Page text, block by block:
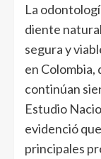
La
diente
segura y
en Colombia,
continúan
Estudio
evidenció
principales